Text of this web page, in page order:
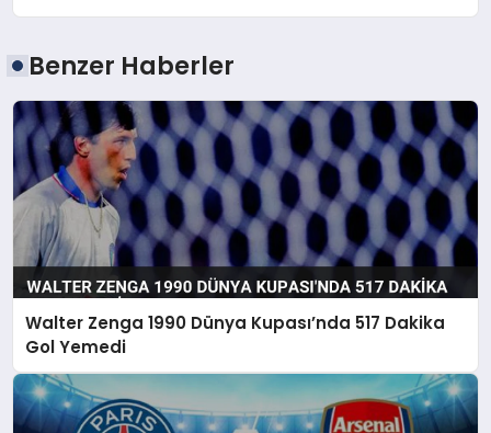
Benzer Haberler
Walter Zenga 1990 Dünya Kupası’nda 517 Dakika
Gol Yemedi